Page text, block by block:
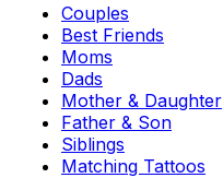
Couples
Best Friends
Moms
Dads
Mother & Daughter
Father & Son
Siblings
Matching Tattoos